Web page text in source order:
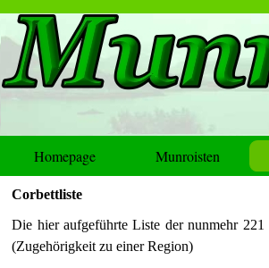
Homepage Munroisten
Corbettliste
Die hier aufgeführte Liste der nunmehr
(Zugehörigkeit zu einer Region)